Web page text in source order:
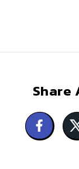
Share